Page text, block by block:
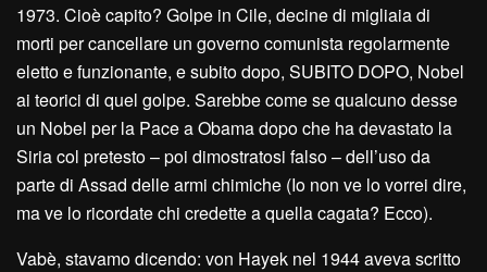
1973. Cioè capito? Golpe in Cile, decine di migliaia di
morti per cancellare un governo comunista regolarmente
eletto e funzionante, e subito dopo, SUBITO DOPO, Nobel
ai teorici di quel golpe. Sarebbe come se qualcuno desse
un Nobel per la Pace a Obama dopo che ha devastato la
Siria col pretesto – poi dimostratosi falso – dell’uso da
parte di Assad delle armi chimiche (Io non ve lo vorrei dire,
ma ve lo ricordate chi credette a quella cagata? Ecco).
Vabè, stavamo dicendo: von Hayek nel 1944 aveva scritto